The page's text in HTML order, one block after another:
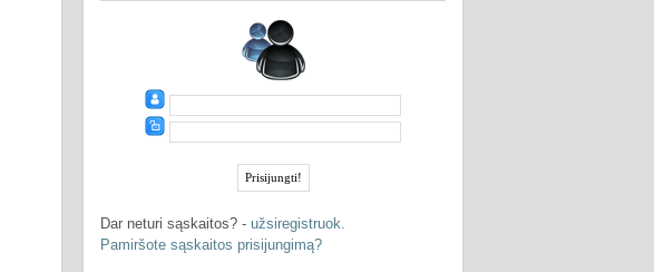
Dar neturi sąskaitos? - užsiregistruok.
Pamiršote sąskaitos prisijungimą?